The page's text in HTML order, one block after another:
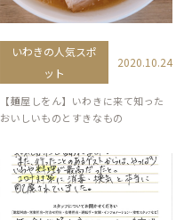
いわきの人気スポ
ット
2020.10.24
【麺屋しをん】いわきに来て知った
おいしいものとすきなもの